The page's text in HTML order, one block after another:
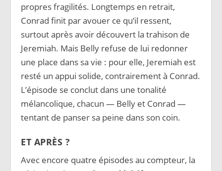
propres fragilités. Longtemps en retrait,
Conrad finit par avouer ce qu’il ressent,
surtout après avoir découvert la trahison de
Jeremiah. Mais Belly refuse de lui redonner
une place dans sa vie : pour elle, Jeremiah est
resté un appui solide, contrairement à Conrad.
L’épisode se conclut dans une tonalité
mélancolique, chacun — Belly et Conrad —
tentant de panser sa peine dans son coin.
ET APRÈS ?
Avec encore quatre épisodes au compteur, la